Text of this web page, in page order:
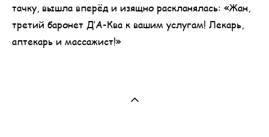
тачку, вышла вперёд и изящно раскланялась: «Жан,
третий баронет Д’А-Ква к вашим услугам! Лекарь,
аптекарь и массажист!»